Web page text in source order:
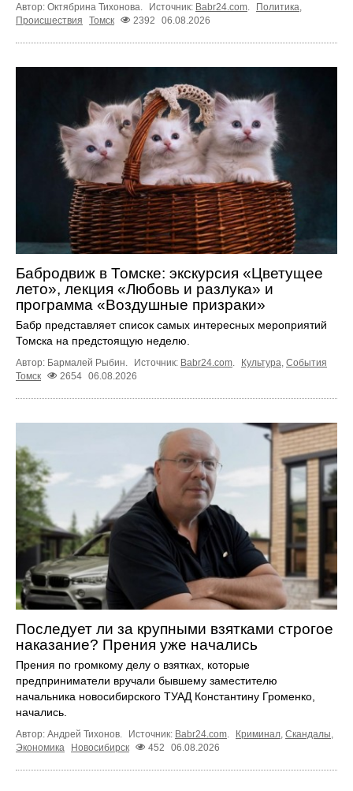
Автор: Октябрина Тихонова. Источник: Babr24.com. Политика,
Происшествия
Томск 2392 06.08.2026
Бабродвиж в Томске: экскурсия «Цветущее
лето», лекция «Любовь и разлука» и
программа «Воздушные призраки»
Бабр представляет список самых интересных мероприятий
Томска на предстоящую неделю.
Автор: Бармалей Рыбин. Источник: Babr24.com Культура События
Томск
2654 06.08.2026
Последует ли за крупными взятками строгое
наказание? Прения уже начались
Прения по громкому делу о взятках, которые
предприниматели вручали бывшему заместителю
начальника новосибирского ТУАД Константину Громенко,
начались.
Автор: Андрей Тихонов. Источник: Babr24.com Криминал Скандалы
Экономика
Новосибирск 452 06.08.2026